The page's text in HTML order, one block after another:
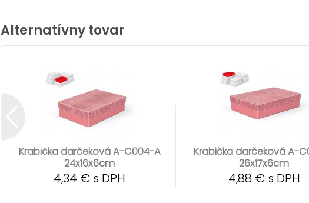
Alternatívny tovar
Krabička darčeková A-C004-A
24x16x6cm
4,34 € s DPH
Krabička darčeková A-
26x17x6cm
4,88 € s DPH